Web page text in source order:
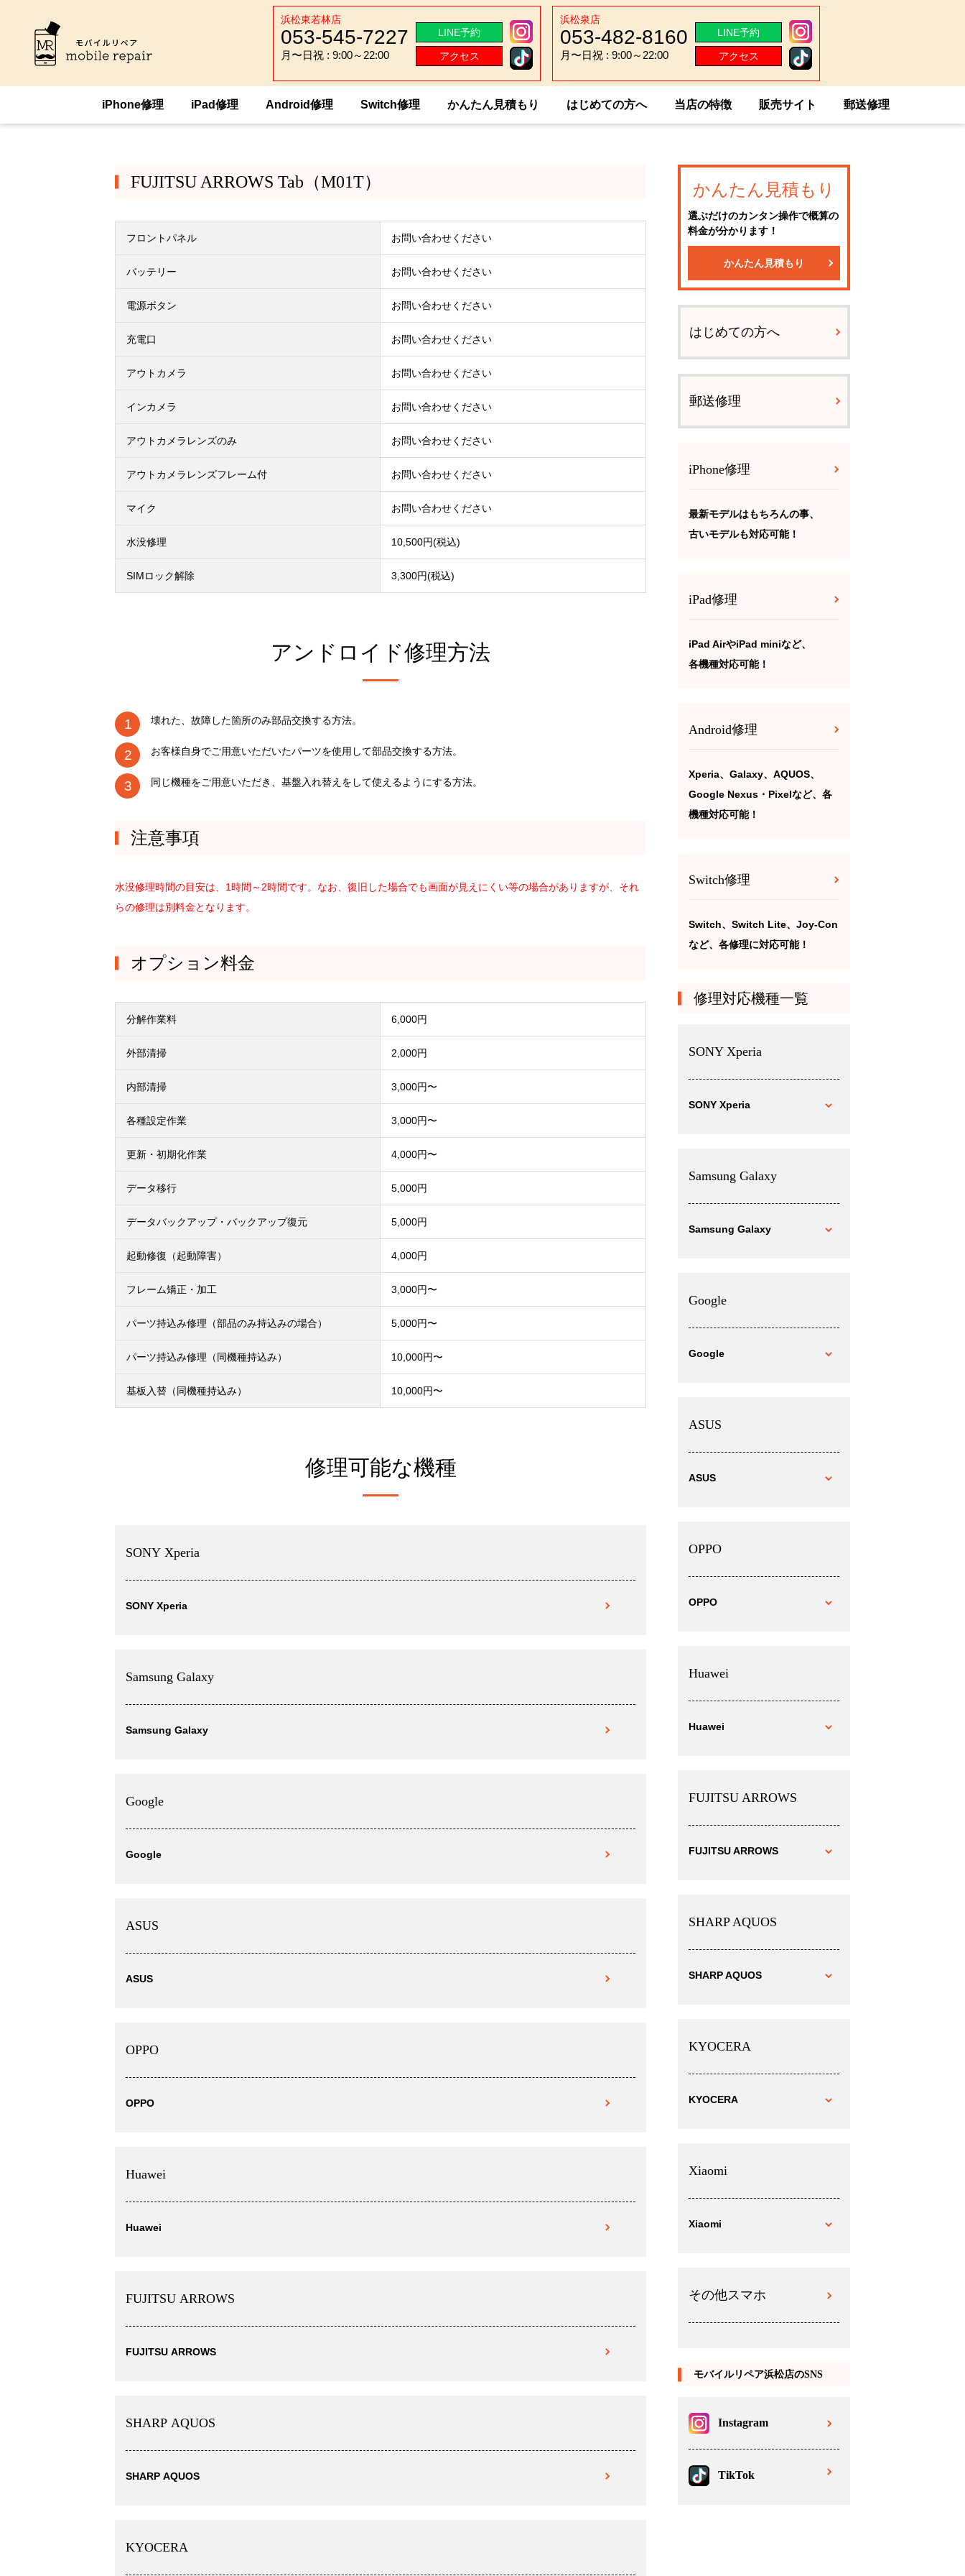
浜松東若林店
053-545-7227
月〜日祝 : 9:00～22:00
LINE予約
アクセス
浜松泉店
053-482-8160
月〜日祝 : 9:00～22:00
LINE予約
アクセス
iPhone修理 iPad修理 Android修理 Switch修理 かんたん見積もり はじめての方へ 当店の特徴 販売サイト 郵送修理
HOME Android修理 FUJITSU FUJITSU ARROWS Tab（M01T）
FUJITSU ARROWS Tab（M01T）
フロントパネル お問い合わせください
バッテリー お問い合わせください
電源ボタン お問い合わせください
充電口 お問い合わせください
アウトカメラ お問い合わせください
インカメラ お問い合わせください
アウトカメラレンズのみ お問い合わせください
アウトカメラレンズフレーム付 お問い合わせください
マイク お問い合わせください
水没修理 10,500円(税込)
SIMロック解除 3,300円(税込)
アンドロイド修理方法
壊れた、故障した箇所のみ部品交換する方法。
お客様自身でご用意いただいたパーツを使用して部品交換する方法。
同じ機種をご用意いただき、基盤入れ替えをして使えるようにする方法。
注意事項
水没修理時間の目安は、1時間～2時間です。なお、復旧した場合でも画面が見えにくい等の場合がありますが、それ
らの修理は別料金となります。
オプション料金
分解作業料 6,000円
外部清掃 2,000円
内部清掃 3,000円〜
各種設定作業 3,000円〜
更新・初期化作業 4,000円〜
データ移行 5,000円
データバックアップ・バックアップ復元 5,000円
起動修復（起動障害） 4,000円
フレーム矯正・加工 3,000円〜
パーツ持込み修理（部品のみ持込みの場合） 5,000円〜
パーツ持込み修理（同機種持込み） 10,000円〜
基板入替（同機種持込み） 10,000円〜
修理可能な機種
SONY Xperia
SONY Xperia
Samsung Galaxy
Samsung Galaxy
Google
Google
ASUS
ASUS
OPPO
OPPO
Huawei
Huawei
FUJITSU ARROWS
FUJITSU ARROWS
SHARP AQUOS
SHARP AQUOS
KYOCERA
かんたん見積もり
選ぶだけのカンタン操作で概算の
料金が分かります！
かんたん見積もり
はじめての方へ
郵送修理
iPhone修理
最新モデルはもちろんの事、
古いモデルも対応可能！
iPad修理
iPad AirやiPad miniなど、
各機種対応可能！
Android修理
Xperia、Galaxy、AQUOS、
Google Nexus・Pixelなど、各
機種対応可能！
Switch修理
Switch、Switch Lite、Joy-Con
など、各修理に対応可能！
修理対応機種一覧
SONY Xperia
SONY Xperia
Samsung Galaxy
Samsung Galaxy
Google
Google
ASUS
ASUS
OPPO
OPPO
Huawei
Huawei
FUJITSU ARROWS
FUJITSU ARROWS
SHARP AQUOS
SHARP AQUOS
KYOCERA
KYOCERA
Xiaomi
Xiaomi
その他スマホ
モバイルリペア浜松店のSNS
Instagram
TikTok